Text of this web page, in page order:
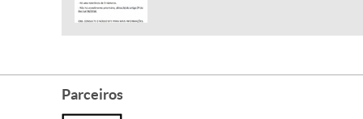
Parceiros